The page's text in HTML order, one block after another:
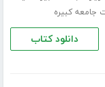
جامعه کبیره
دانلود کتاب